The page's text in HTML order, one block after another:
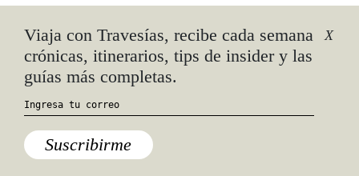
Viaja con Travesías, recibe cada semana
crónicas, itinerarios, tips de insider y las
guías más completas.
Suscribirme
X